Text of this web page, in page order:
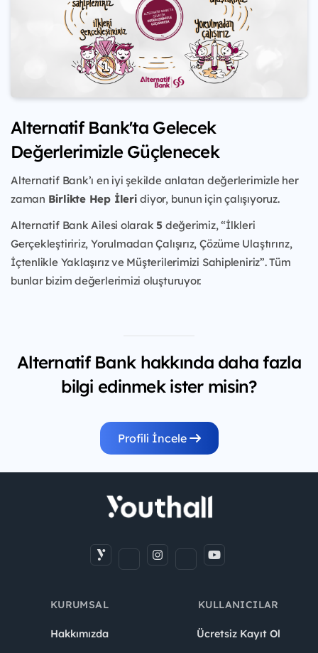
Alternatif Bank'ta Gelecek
Değerlerimizle Güçlenecek
Alternatif Bank’ı en iyi şekilde anlatan değerlerimizle her
zaman Birlikte Hep İleridiyor, bunun için çalışıyoruz.
Alternatif Bank Ailesi olarak5 değerimiz, “İlkleri
Gerçekleştiririz, Yorulmadan Çalışırız, Çözüme Ulaştırırız,
İçtenlikle Yaklaşırız ve Müşterilerimizi Sahipleniriz”. Tüm
bunlar bizim değerlerimizi oluşturuyor.
Alternatif Bank hakkında daha fazla
bilgi edinmek ister misin?
Profili İncele
KURUMSAL
Hakkımızda
KULLANICILAR
Ücretsiz Kayıt Ol